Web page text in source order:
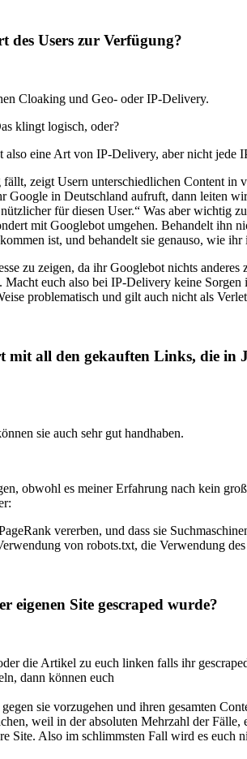
des Users zur Verfügung?
Cloaking und Geo- oder IP-Delivery.
klingt logisch, oder?
eine Art von IP-Delivery, aber nicht jede
zeigt Usern unterschiedlichen Content in
in Deutschland aufruft, dann leiten
für diesen User.“ Was aber wichtig
mit Googlebot umgehen. Behandelt ihn
ist, und behandelt sie genauso, wie
zu zeigen, da ihr Googlebot nichts
euch also bei IP-Delivery keine
problematisch und gilt auch nicht als
all den gekauften Links, die in
sie auch sehr gut handhaben.
obwohl es meiner Erfahrung nach kein
vererben, und dass sie
von robots.txt, die Verwendung
eigenen Site gescraped wurde?
die Artikel zu euch linken falls ihr
dann können euch
sie vorzugehen und ihren gesamten
weil in der absoluten Mehrzahl der
Site. Also im schlimmsten Fall wird es